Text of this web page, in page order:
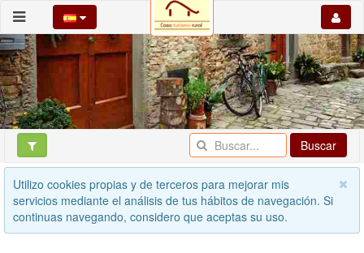
Buscar
Utilizo cookies propias y de terceros para mejorar mis
servicios mediante el análisis de tus hábitos de navegación. Si
continuas navegando, considero que aceptas su uso.